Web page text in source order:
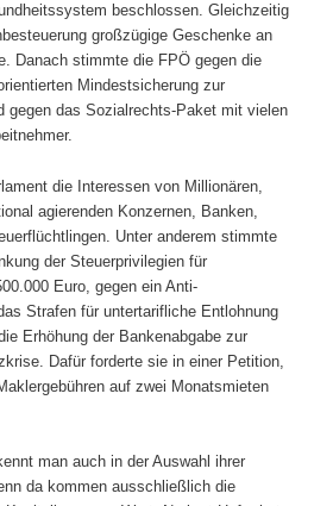
beschlossen. Gleichzeitig
großzügige Geschenke an
Danach stimmte die FPÖ gegen die
Mindestsicherung zur
gegen das Sozialrechts-Paket mit vielen
die Interessen von Millionären,
agierenden Konzernen, Banken,
Unter anderem stimmte
der Steuerprivilegien für
Euro, gegen ein Anti-
Strafen für untertarifliche Entlohnung
Erhöhung der Bankenabgabe zur
Dafür forderte sie in einer Petition,
auf zwei Monatsmieten
man auch in der Auswahl ihrer
da kommen ausschließlich die